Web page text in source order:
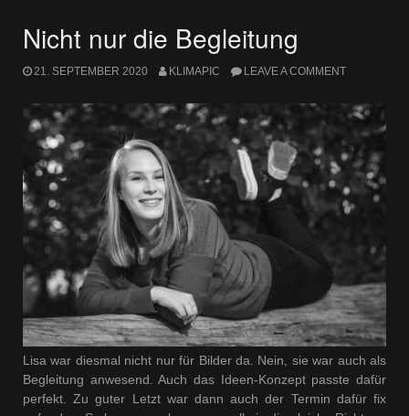
Nicht nur die Begleitung
21. SEPTEMBER 2020 KLIMAPIC LEAVE A COMMENT
Lisa war diesmal nicht nur für Bilder da. Nein, sie war auch als
Begleitung anwesend. Auch das Ideen-Konzept passte dafür
perfekt. Zu guter Letzt war dann auch der Termin dafür fix